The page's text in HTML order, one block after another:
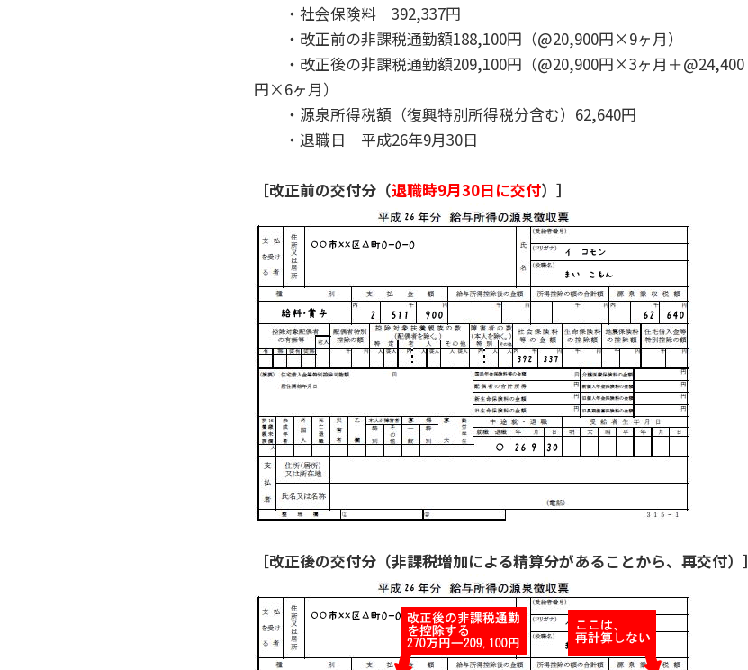
・社会保険料 392,337円
・改正前の非課税通勤額188,100円（@20,900円×9ヶ月）
・改正後の非課税通勤額209,100円（@20,900円×3ヶ月＋@24,400
円×6ヶ月）
・源泉所得税額（復興特別所得税分含む）62,640円
・退職日 平成26年9月30日
［改正前の交付分（退職時9月30日に交付）］
［改正後の交付分（非課税増加による精算分があることから、再交付）］